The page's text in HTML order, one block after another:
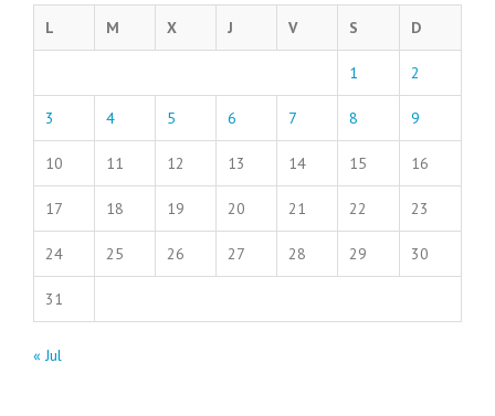
L M X J V S D
1 2
3 4 5 6 7 8 9
10 11 12 13 14 15 16
17 18 19 20 21 22 23
24 25 26 27 28 29 30
31
« Jul